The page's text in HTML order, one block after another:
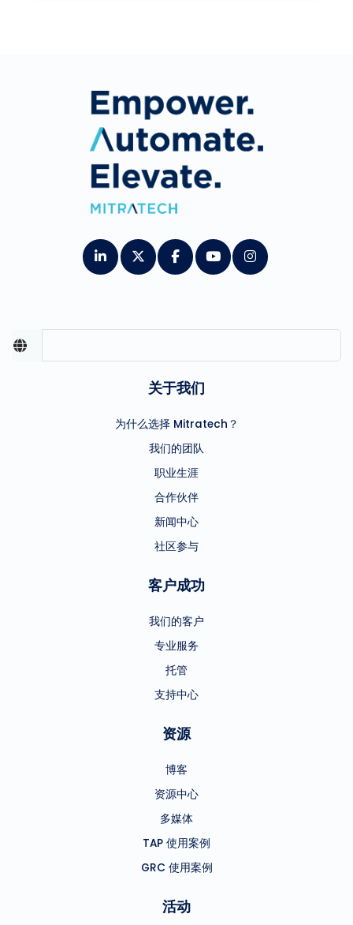
关于我们
为什么选择 Mitratech？
我们的团队
职业生涯
合作伙伴
新闻中心
社区参与
客户成功
我们的客户
专业服务
托管
支持中心
资源
博客
资源中心
多媒体
TAP 使用案例
GRC 使用案例
活动